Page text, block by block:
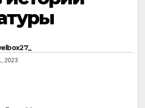
2023